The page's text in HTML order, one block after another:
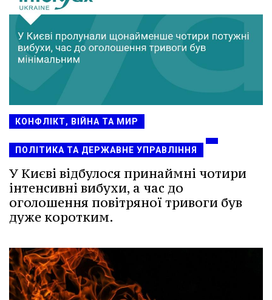
КОНФЛІКТ, ВІЙНА ТА МИР
ПОЛІТИКА ТА ДЕРЖАВНЕ УПРАВЛІННЯ
У Києві відбулося принаймні чотири
інтенсивні вибухи, а час до
оголошення повітряної тривоги був
дуже коротким.